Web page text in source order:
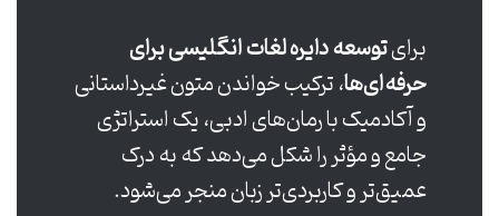
برایتوسعه دایره لغات انگلیسی برای
حرفه‌ای‌ها، ترکیب خواندن متون غیرداستانی
و آکادمیک با رمان‌های ادبی، یک استراتژی
جامع و مؤثر را شکل می‌دهد که به درک
عمیق‌تر و کاربردی‌تر زبان منجر می‌شود.